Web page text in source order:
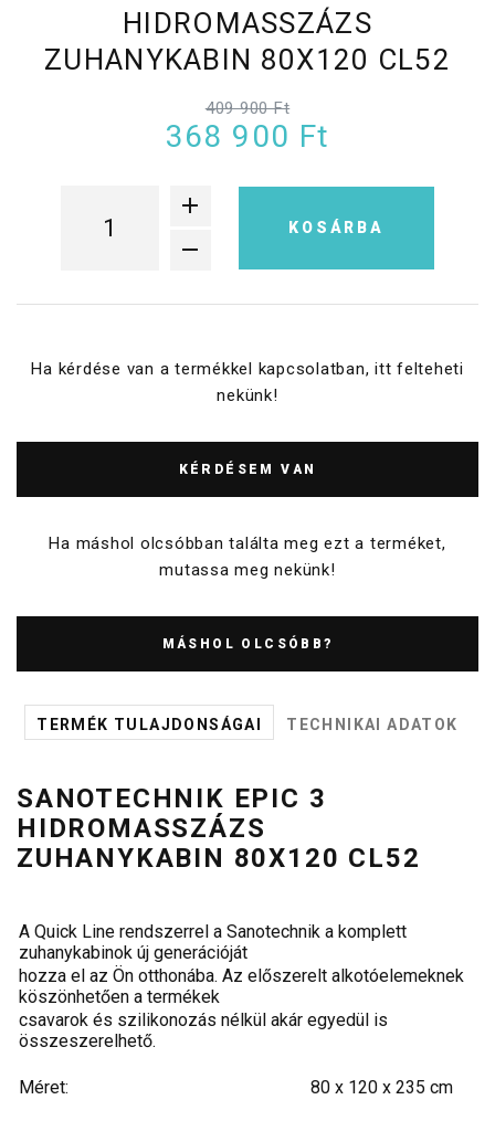
HIDROMASSZÁZS
ZUHANYKABIN 80X120 CL52
409 900 Ft
368 900 Ft
KOSÁRBA
Ha kérdése van a termékkel kapcsolatban, itt felteheti
nekünk!
KÉRDÉSEM VAN
Ha máshol olcsóbban találta meg ezt a terméket,
mutassa meg nekünk!
MÁSHOL OLCSÓBB?
TERMÉK TULAJDONSÁGAI TECHNIKAI ADATOK
SANOTECHNIK EPIC 3
HIDROMASSZÁZS
ZUHANYKABIN 80X120 CL52
A Quick Line rendszerrel a Sanotechnik a komplett
zuhanykabinok új generációját
hozza el az Ön otthonába. Az előszerelt alkotóelemeknek
köszönhetően a termékek
csavarok és szilikonozás nélkül akár egyedül is
összeszerelhető.
Méret: 80 x 120 x 235 cm